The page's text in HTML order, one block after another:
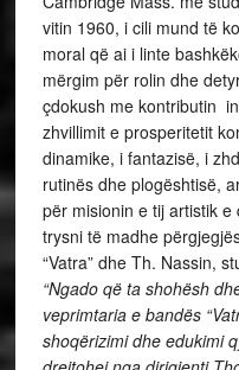
vitin 1960, i cili mund të
moral që ai i linte
mërgim për rolin dhe
çdokush me kontributin
zhvillimit e prosperitetit
dinamike, i fantazisë, i
rutinës dhe plogështisë,
për misionin e tij artistik
trysni të madhe
“Vatra” dhe Th. Nassin,
“Ngado që ta shohësh
veprimtaria e bandës
shoqërizimi dhe edukimi